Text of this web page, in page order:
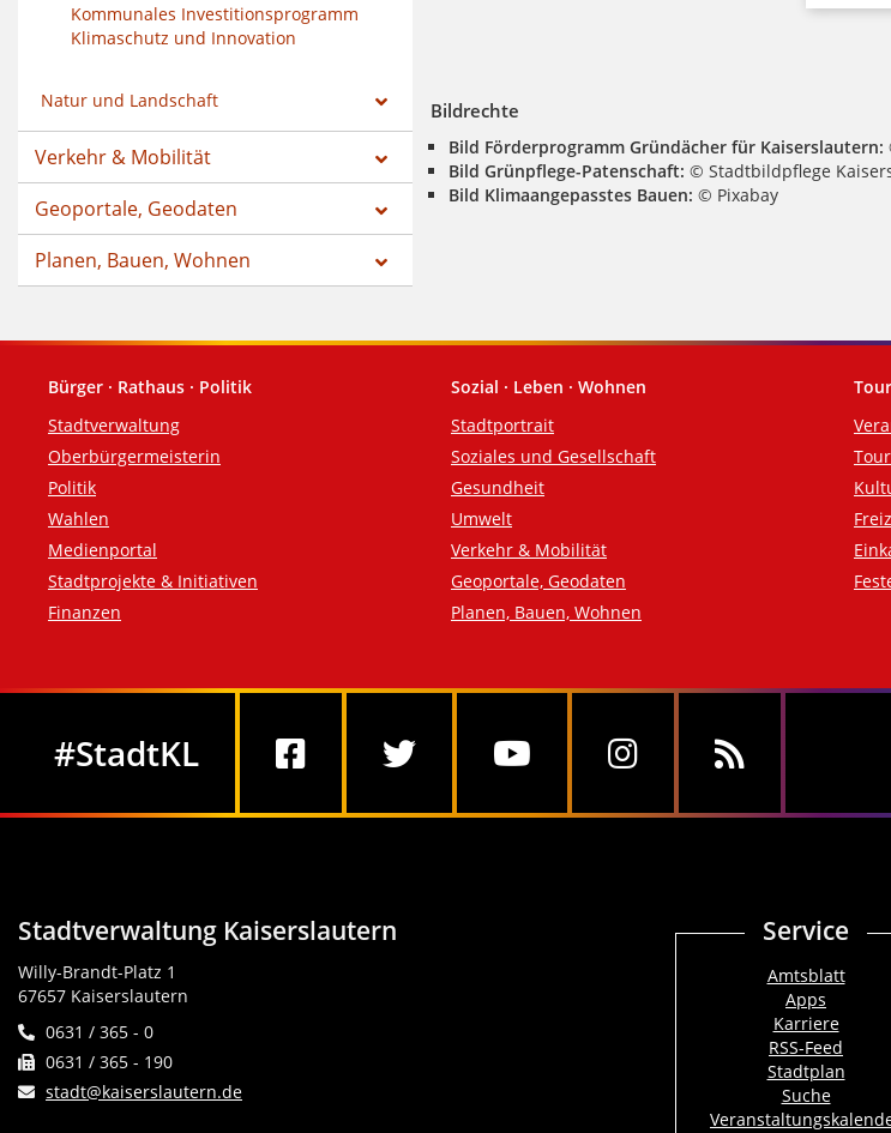
Kommunales Investitionsprogramm
Klimaschutz und Innovation
Natur und Landschaft
Verkehr & Mobilität
Geoportale, Geodaten
Planen, Bauen, Wohnen
Bildrechte
Bild Förderprogramm Gründächer für Kaiserslautern:
Bild Grünpflege-Patenschaft: © Stadtbildpflege
Bild Klimaangepasstes Bauen: © Pixabay
Fußzeile
Bürger · Rathaus · Politik
Stadtverwaltung
Oberbürgermeisterin
Politik
Wahlen
Medienportal
Stadtprojekte & Initiativen
Finanzen
Sozial · Leben · Wohnen
Stadtportrait
Soziales und Gesellschaft
Gesundheit
Umwelt
Verkehr & Mobilität
Geoportale, Geodaten
Planen, Bauen, Wohnen
#StadtKL
Stadtverwaltung Kaiserslautern
Willy-Brandt-Platz 1
67657 Kaiserslautern
0631 / 365 - 0
0631 / 365 - 190
stadt@kaiserslautern.de
Service
Amtsblatt
Apps
Karriere
RSS-Feed
Stadtplan
Suche